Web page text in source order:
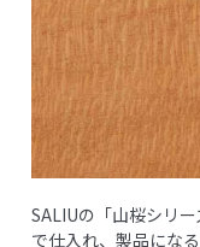
SALIUの「山桜シリ
で仕入れ、製品にな